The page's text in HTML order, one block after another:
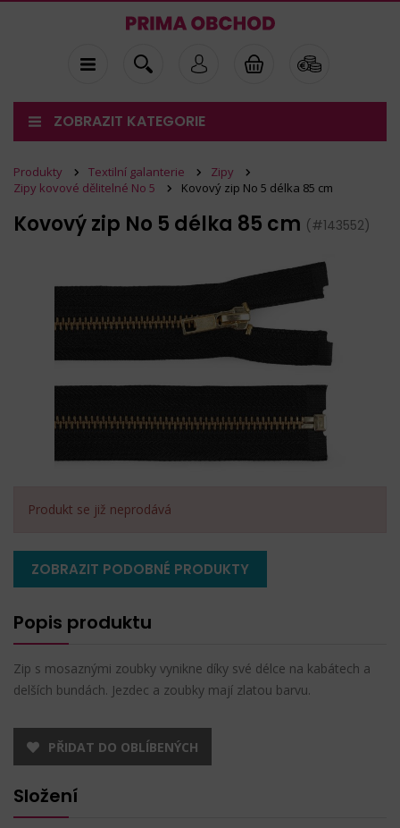
ZOBRAZIT KATEGORIE
Produkty Textilní galanterie
Zipy
Zipy kovové dělitelné No 5
Kovový zip No 5 délka 85 cm
Kovový zip No 5 délka 85 cm (#143552)
Produkt se již neprodává
ZOBRAZIT PODOBNÉ PRODUKTY
Popis produktu
Zip s mosaznými zoubky vynikne díky své délce na kabátech a
delších bundách. Jezdec a zoubky mají zlatou barvu.
PŘIDAT DO OBLÍBENÝCH
Složení